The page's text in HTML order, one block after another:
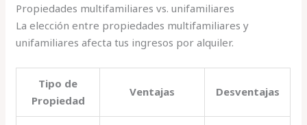
Propiedades multifamiliares vs. unifamiliares
La elección entre propiedades multifamiliares y
unifamiliares afecta tus ingresos por alquiler.
Tipo de
Propiedad
Ventajas Desventajas